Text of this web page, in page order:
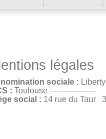
légales
sociale :
: Toulouse ------------------
social : 14 rue du Taur